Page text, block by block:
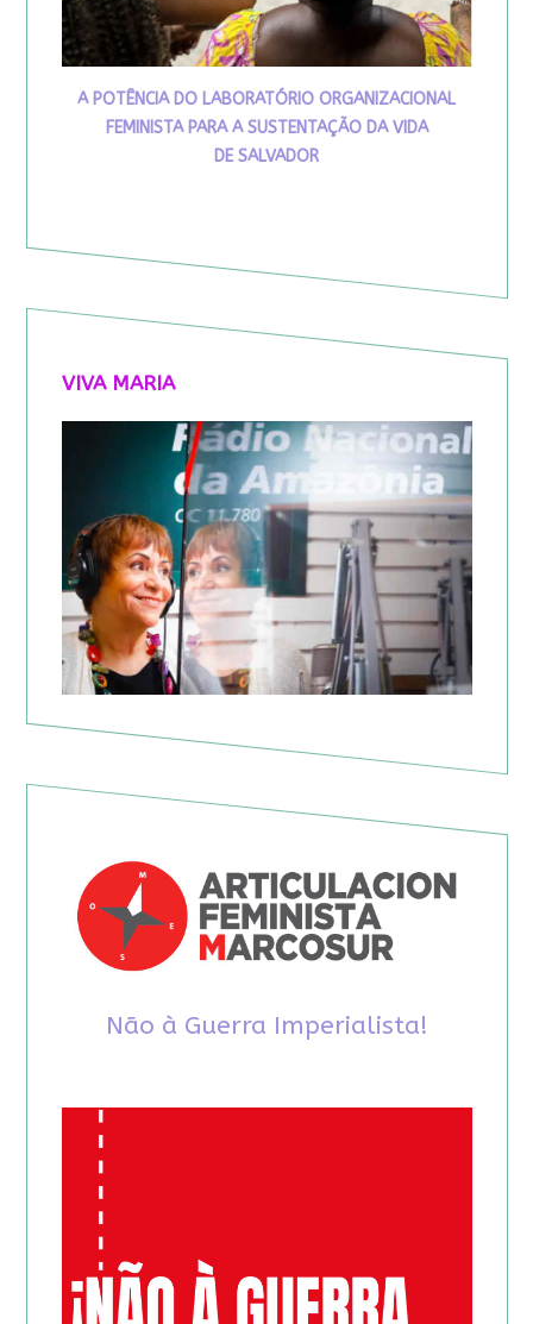
A POTÊNCIA DO LABORATÓRIO ORGANIZACIONAL
FEMINISTA PARA A SUSTENTAÇÃO DA VIDA
DE SALVADOR
VIVA MARIA
Não à Guerra Imperialista!